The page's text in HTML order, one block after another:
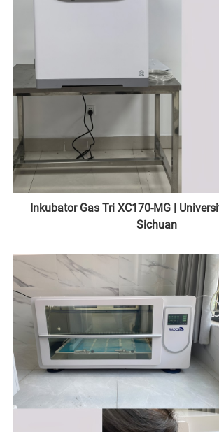
Inkubator Gas Tri XC170-MG |
Sichuan